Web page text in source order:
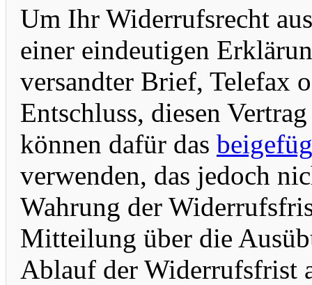
Um Ihr Widerrufsrecht
einer eindeutigen
versandter Brief, Telefax
Entschluss, diesen
können dafür das
verwenden, das jedoch
Wahrung der
Mitteilung über die
Ablauf der Widerrufsfrist